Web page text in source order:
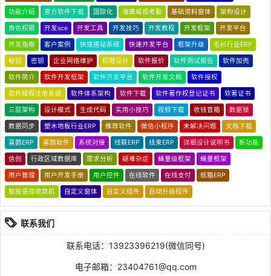
功能介绍 官方软件下载 国际化 海康威视考勤 基础资料窗体 架构设计
角色权限 开发sce 开发工具 开发技巧 开发教程 开发框架 开发平台
开发指南 客户案例 快速搭站系统 快速开发平台 框架升级 毛衫行业ERP
秘钥 密钥 企业网络维护 权限设计 软件报价 软件测试报告 软件加壳
软件简介 软件开发框架 软件开发平台 软件开发文档 软件授权
软件授权注册系统 软件体系架构 软件下载 软件著作权登记证书 软著证书
三层架构 设计模式 生成代码 实用小技巧 视频下载 收钱音箱 数据锁
数据同步 塑木地板行业ERP 推荐软件 微信小程序 未解决问题 文档下载
喜鹊ERP 喜鹊软件 系统对接 线联ERP 线束ERP 详细设计说明书 新功能
信创 行政区域数据库 需求分析 疑难杂症 蝇量级框架 蝇量框架
用户管理 用户开发手册 用户控件 在线软件 在线支付 纸箱ERP
智能语音收款机 自定义窗体 自定义组件 自动升级程序
联系我们
联系电话：13923396219(微信同号)
电子邮箱：23404761@qq.com